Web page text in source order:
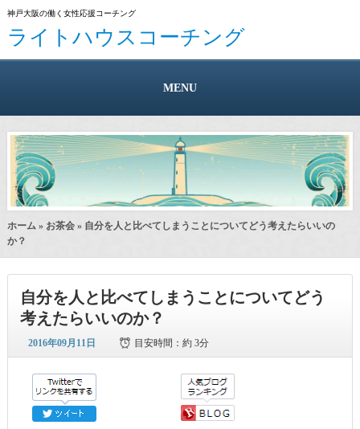
神戸大阪の働く女性応援コーチング
ライトハウスコーチング
MENU
ホーム » お茶会» 自分を人と比べてしまうことについてどう考えたらいいの
か？
自分を人と比べてしまうことについてどう
考えたらいいのか？
2016年09月11日 目安時間：約 3分